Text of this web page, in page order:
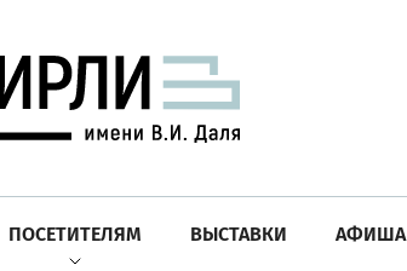
ПОСЕТИТЕЛЯМ ВЫСТАВКИ АФИША